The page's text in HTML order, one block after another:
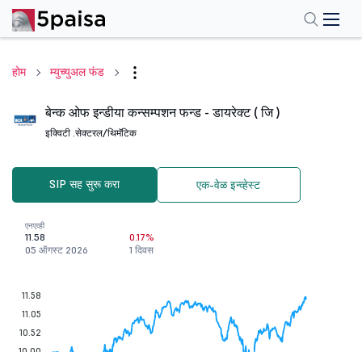
होम म्युच्युअल फंड
बेन्क ओफ इन्डीया कन्सम्पशन फन्ड - डायरेक्ट ( जि )
इक्विटी .सेक्टरल/थिमॅटिक
SIP सह सुरू करा एक-वेळ इन्व्हेस्ट
एनएव्ही
11.58
05 ऑगस्ट 2026
0.17%
1 दिवस
11.58
11.05
10.52